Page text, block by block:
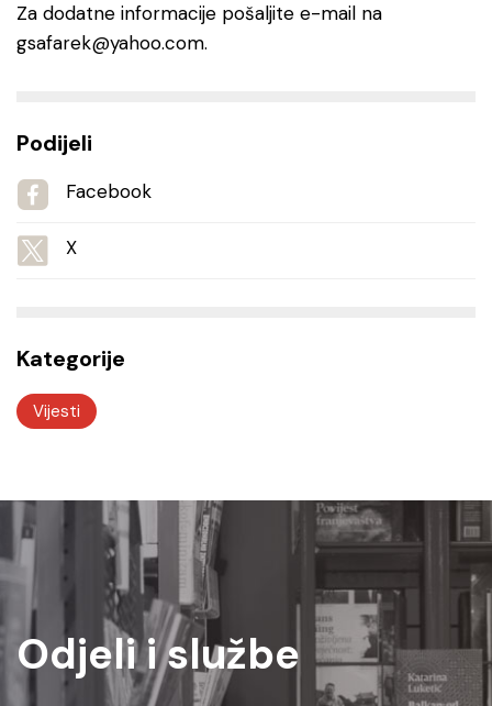
Za dodatne informacije pošaljite e-mail na
gsafarek@yahoo.com.
Podijeli
Facebook
X
Kategorije
Vijesti
Odjeli i službe